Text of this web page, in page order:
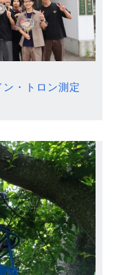
・トロン測定